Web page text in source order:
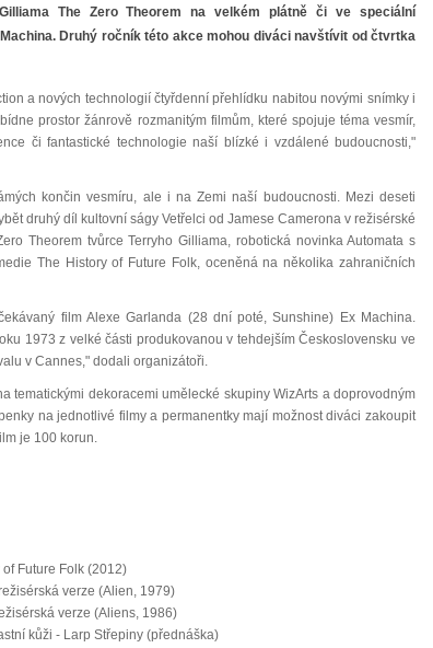
The Zero Theorem na velkém plátně či ve speciální
Druhý ročník této akce mohou diváci navštívit od čtvrtka
a nových technologií čtyřdenní přehlídku nabitou novými snímky i
prostor žánrově rozmanitým filmům, které spojuje téma vesmír,
či fantastické technologie naší blízké i vzdálené budoucnosti,"
končin vesmíru, ale i na Zemi naší budoucnosti. Mezi deseti
druhý díl kultovní ságy Vetřelci od Jamese Camerona v režisérské
Theorem tvůrce Terryho Gilliama, robotická novinka Automata s
The History of Future Folk, oceněná na několika zahraničních
film Alexe Garlanda (28 dní poté, Sunshine) Ex Machina.
1973 z velké části produkovanou v tehdejším Československu ve
v Cannes," dodali organizátoři.
tematickými dekoracemi umělecké skupiny WizArts a doprovodným
na jednotlivé filmy a permanentky mají možnost diváci zakoupit
je 100 korun.
Future Folk (2012)
verze (Alien, 1979)
verze (Aliens, 1986)
kůži - Larp Střepiny (přednáška)